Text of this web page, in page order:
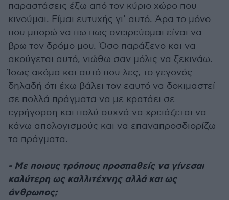
παραστάσεις έξω από τον κύριο χώρο που
κινούμαι. Είμαι ευτυχής γι’ αυτό. Άρα το μόνο
που μπορώ να πω πως ονειρεύομαι είναι να
βρω τον δρόμο μου. Όσο παράξενο και να
ακούγεται αυτό, νιώθω σαν μόλις να ξεκινάω.
Ίσως ακόμα και αυτό που λες, το γεγονός
δηλαδή ότι έχω βάλει τον εαυτό να δοκιμαστεί
σε πολλά πράγματα να με κρατάει σε
εγρήγορση και πολύ συχνά να χρειάζεται να
κάνω απολογισμούς και να επαναπροσδιορίζω
τα πράγματα.
- Με ποιους τρόπους προσπαθείς να γίνεσαι
καλύτερη ως καλλιτέχνης αλλά και ως
άνθρωπος;